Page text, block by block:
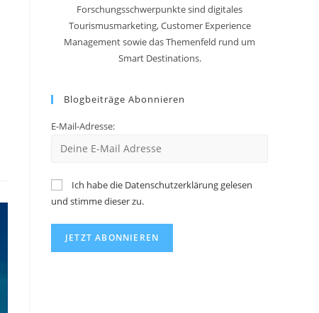
Forschungsschwerpunkte sind digitales
Tourismusmarketing, Customer Experience
Management sowie das Themenfeld rund um
Smart Destinations.
Blogbeiträge Abonnieren
E-Mail-Adresse:
Ich habe die Datenschutzerklärung gelesen
und stimme dieser zu.